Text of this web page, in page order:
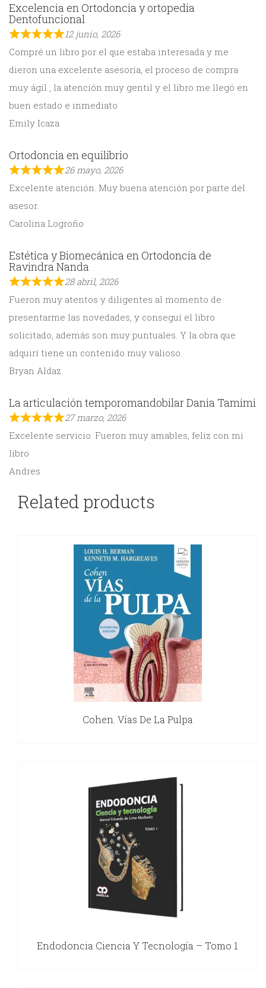
Excelencia en Ortodoncia y ortopedia
Dentofuncional
12 junio, 2026
Compré un libro por el que estaba interesada y me
dieron una excelente asesoría, el proceso de compra
muy ágil , la atención muy gentil y el libro me llegó en
buen estado e inmediato
Emily Icaza
Ortodoncia en equilibrio
26 mayo, 2026
Excelente atención. Muy buena atención por parte del
asesor.
Carolina Logroño
Estética y Biomecánica en Ortodoncia de
Ravindra Nanda
28 abril, 2026
Fueron muy atentos y diligentes al momento de
presentarme las novedades, y conseguí el libro
solicitado, además son muy puntuales. Y la obra que
adquirí tiene un contenido muy valioso.
Bryan Aldaz
La articulación temporomandobilar Dania Tamimi
27 marzo, 2026
Excelente servicio. Fueron muy amables, feliz con mi
libro
Andres
Related products
Cohen. Vías De La Pulpa
Endodoncia Ciencia Y Tecnología – Tomo 1